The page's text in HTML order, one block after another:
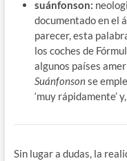
suánfonson:
documentado en el
parecer, esta
los coches de
algunos países
Suánfonsonse
‘muy rápidamente’
Sin lugar a dudas, la